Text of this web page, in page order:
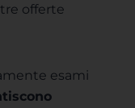
offerte
esami